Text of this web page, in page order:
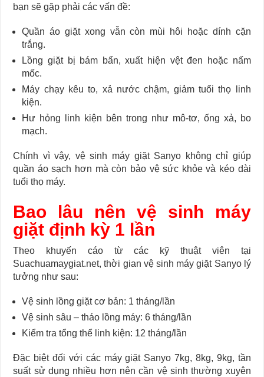
bạn sẽ gặp phải các vấn đề:
Quần áo giặt xong vẫn còn mùi hôi hoặc dính cặn
trắng.
Lồng giặt bị bám bẩn, xuất hiện vệt đen hoặc nấm
mốc.
Máy chạy kêu to, xả nước chậm, giảm tuổi thọ linh
kiện.
Hư hỏng linh kiện bên trong như mô-tơ, ống xả, bo
mạch.
Chính vì vậy, vệ sinh máy giặt Sanyo không chỉ giúp
quần áo sạch hơn mà còn bảo vệ sức khỏe và kéo dài
tuổi thọ máy.
Bao lâu nên vệ sinh máy
giặt định kỳ 1 lần
Theo khuyến cáo từ các kỹ thuật viên tại
Suachuamaygiat.net, thời gian vệ sinh máy giặt Sanyo lý
tưởng như sau:
Vệ sinh lồng giặt cơ bản: 1 tháng/lần
Vệ sinh sâu – tháo lồng máy: 6 tháng/lần
Kiểm tra tổng thể linh kiện: 12 tháng/lần
Đặc biệt đối với các máy giặt Sanyo 7kg, 8kg, 9kg, tần
suất sử dụng nhiều hơn nên cần vệ sinh thường xuyên